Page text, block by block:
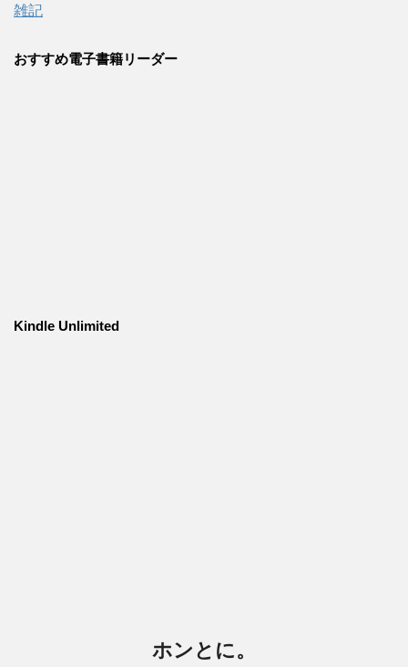
雑記
おすすめ電子書籍リーダー
Kindle Unlimited
ホンとに。